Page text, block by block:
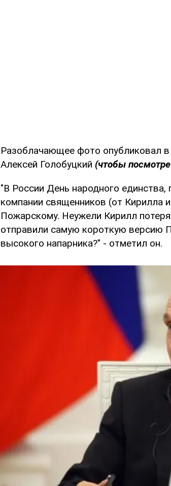
Разоблачающее фото опубликовал
Алексей Голобуцкий (чтобы
"В России День народного
компании священников (от Кирилла
Пожарскому. Неужели Кирилл
отправили самую короткую версию
высокого напарника?" - отметил он.